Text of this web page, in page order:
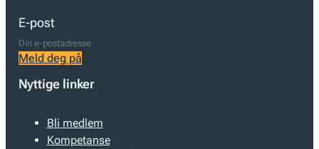
E-post
Meld deg på
Nyttige linker
Bli medlem
Kompetanse